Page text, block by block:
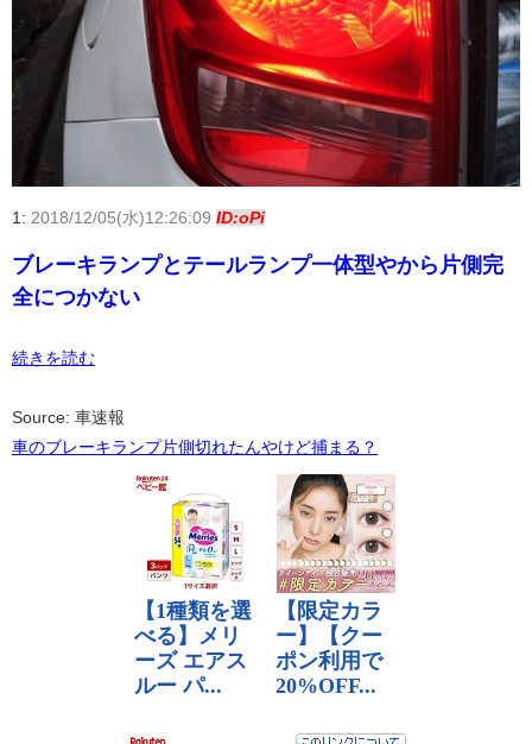
1: 2018/12/05(水)12:26:09 ID:oPi
ブレーキランプとテールランプ一体型やから片側完
全につかない
続きを読む
Source: 車速報
車のブレーキランプ片側切れたんやけど捕まる？